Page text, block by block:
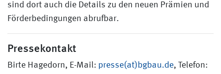
sind dort auch die Details zu den neuen Prämien und
Förderbedingungen abrufbar.
Pressekontakt
Birte Hagedorn, E-Mail: presse(at)bgbau.de, Telefon: